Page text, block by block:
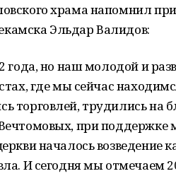
храма напомнил
Эльдар Валидов:
года, но наш молодой и
где мы сейчас
трудились на
при поддержке
началось возведение
И сегодня мы отмечаем